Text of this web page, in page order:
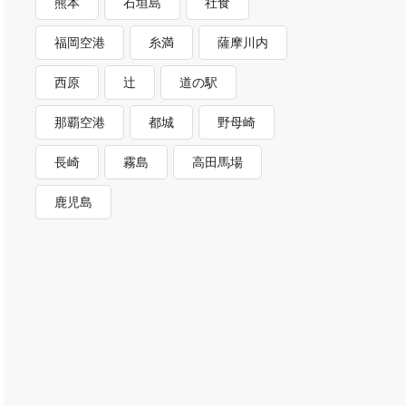
熊本 石垣島 社食
福岡空港 糸満 薩摩川内
西原 辻 道の駅
那覇空港 都城 野母崎
長崎 霧島 高田馬場
鹿児島